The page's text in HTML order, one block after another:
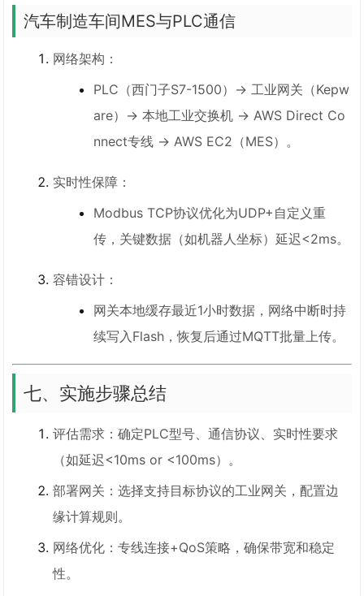
汽车制造车间MES与PLC通信
网络架构：
PLC（西门子S7-1500）→ 工业网关（Kepw
are）→ 本地工业交换机 → AWS Direct Co
nnect专线 → AWS EC2（MES）。
实时性保障：
Modbus TCP协议优化为UDP+自定义重
传，关键数据（如机器人坐标）延迟<2ms。
容错设计：
网关本地缓存最近1小时数据，网络中断时持
续写入Flash，恢复后通过MQTT批量上传。
七、实施步骤总结
评估需求：确定PLC型号、通信协议、实时性要求
（如延迟<10ms or <100ms）。
部署网关：选择支持目标协议的工业网关，配置边
缘计算规则。
网络优化：专线连接+QoS策略，确保带宽和稳定
性。